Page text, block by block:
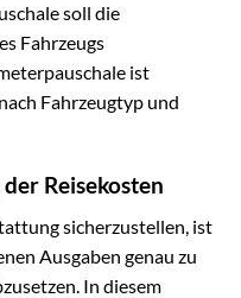
soll die
Fahrzeugs
ist
Fahrzeugtyp und
Reisekosten
sicherzustellen, ist
Ausgaben genau zu
In diesem